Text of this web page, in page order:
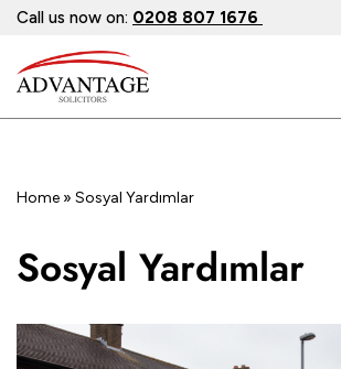
İçeriğe
geç
Call us now on: 0208 807 1676
Home » Sosyal Yardımlar
Sosyal Yardımlar